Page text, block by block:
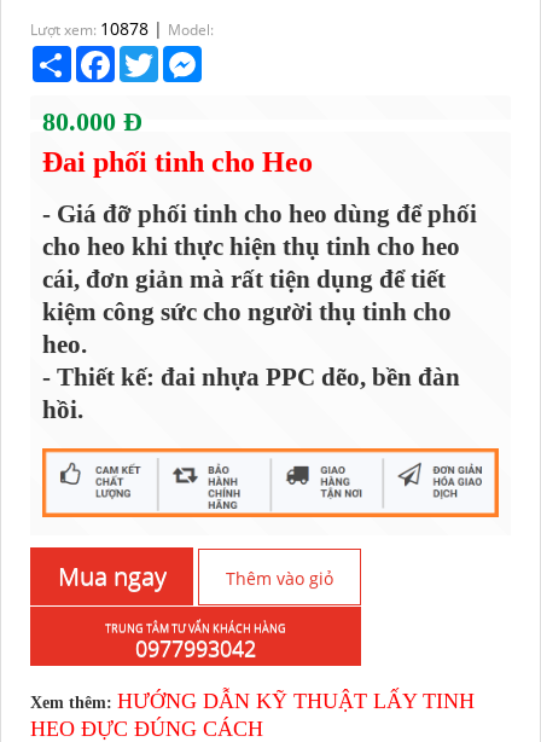
Lượt xem: 10878 | Model:
Share Facebook
Twitter
80.000 Đ
Đai phối tinh cho Heo
- Giá đỡ phối tinh cho heo dùng để phối
cho heo khi thực hiện thụ tinh cho heo
cái,đơn giản mà rất tiện dụng để tiết
kiệm công sức cho người thụ tinh cho
heo.
- Thiết kế: đai nhựa PPC dẽo, bền đàn
hồi.
Mua ngay Thêm vào giỏ
hàng
TRUNG TÂM TƯ VẤN KHÁCH HÀNG
0977993042
Xem thêm:HƯỚNG DẪN KỸ THUẬT LẤY TINH
HEO ĐỰC ĐÚNG CÁCH